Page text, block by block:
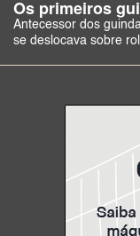
Os primeiros
Antecessor dos
se deslocava sobre